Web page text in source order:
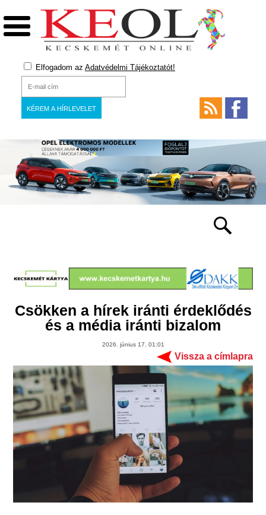
Elfogadom az Adatvédelmi Tájékoztatót!
Csökken a hírek iránti érdeklődés
és a média iránti bizalom
2026. június 17. 01:01
Vissza a címlapra